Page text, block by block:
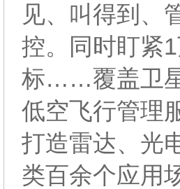
见、叫得到、
控。同时盯紧
标……覆盖卫星
低空飞行管理
打造雷达、光
类百余个应用